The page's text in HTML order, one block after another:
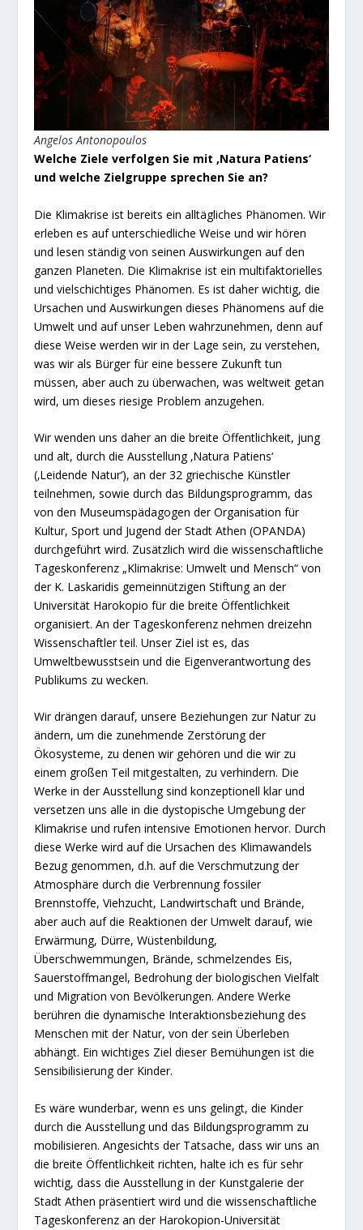
Angelos Antonopoulos
Welche Ziele verfolgen Sie mit ‚Natura Patiens‘
und welche Zielgruppe sprechen Sie an?
Die Klimakrise ist bereits ein alltägliches Phänomen. Wir
erleben es auf unterschiedliche Weise und wir hören
und lesen ständig von seinen Auswirkungen auf den
ganzen Planeten. Die Klimakrise ist ein multifaktorielles
und vielschichtiges Phänomen. Es ist daher wichtig, die
Ursachen und Auswirkungen dieses Phänomens auf die
Umwelt und auf unser Leben wahrzunehmen, denn auf
diese Weise werden wir in der Lage sein, zu verstehen,
was wir als Bürger für eine bessere Zukunft tun
müssen, aber auch zu überwachen, was weltweit getan
wird, um dieses riesige Problem anzugehen.
Wir wenden uns daher an die breite Öffentlichkeit, jung
und alt, durch die Ausstellung ‚Natura Patiens‘
(‚Leidende Natur‘), an der 32 griechische Künstler
teilnehmen, sowie durch das Bildungsprogramm, das
von den Museumspädagogen der Organisation für
Kultur, Sport und Jugend der Stadt Athen (OPANDA)
durchgeführt wird. Zusätzlich wird die wissenschaftliche
Tageskonferenz „Klimakrise: Umwelt und Mensch“ von
der K. Laskaridis gemeinnützigen Stiftung an der
Universität Harokopio für die breite Öffentlichkeit
organisiert. An der Tageskonferenz nehmen dreizehn
Wissenschaftler teil. Unser Ziel ist es, das
Umweltbewusstsein und die Eigenverantwortung des
Publikums zu wecken.
Wir drängen darauf, unsere Beziehungen zur Natur zu
ändern, um die zunehmende Zerstörung der
Ökosysteme, zu denen wir gehören und die wir zu
einem großen Teil mitgestalten, zu verhindern. Die
Werke in der Ausstellung sind konzeptionell klar und
versetzen uns alle in die dystopische Umgebung der
Klimakrise und rufen intensive Emotionen hervor. Durch
diese Werke wird auf die Ursachen des Klimawandels
Bezug genommen, d.h. auf die Verschmutzung der
Atmosphäre durch die Verbrennung fossiler
Brennstoffe, Viehzucht, Landwirtschaft und Brände,
aber auch auf die Reaktionen der Umwelt darauf, wie
Erwärmung, Dürre, Wüstenbildung,
Überschwemmungen, Brände, schmelzendes Eis,
Sauerstoffmangel, Bedrohung der biologischen Vielfalt
und Migration von Bevölkerungen. Andere Werke
berühren die dynamische Interaktionsbeziehung des
Menschen mit der Natur, von der sein Überleben
abhängt. Ein wichtiges Ziel dieser Bemühungen ist die
Sensibilisierung der Kinder.
Es wäre wunderbar, wenn es uns gelingt, die Kinder
durch die Ausstellung und das Bildungsprogramm zu
mobilisieren. Angesichts der Tatsache, dass wir uns an
die breite Öffentlichkeit richten, halte ich es für sehr
wichtig, dass die Ausstellung in der Kunstgalerie der
Stadt Athen präsentiert wird und die wissenschaftliche
Tageskonferenz an der Harokopion-Universität